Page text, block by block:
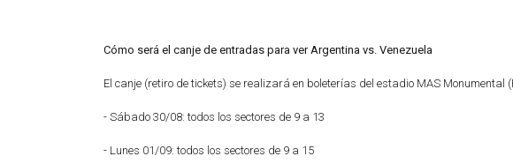
Cómo será el canje de entradas para ver Argentina vs. Venezuela
El canje (retiro de tickets) se realizará en boleterías del estadio MAS Monumental
- Sábado 30/08: todos los sectores de 9 a 13
- Lunes 01/09: todos los sectores de 9 a 15